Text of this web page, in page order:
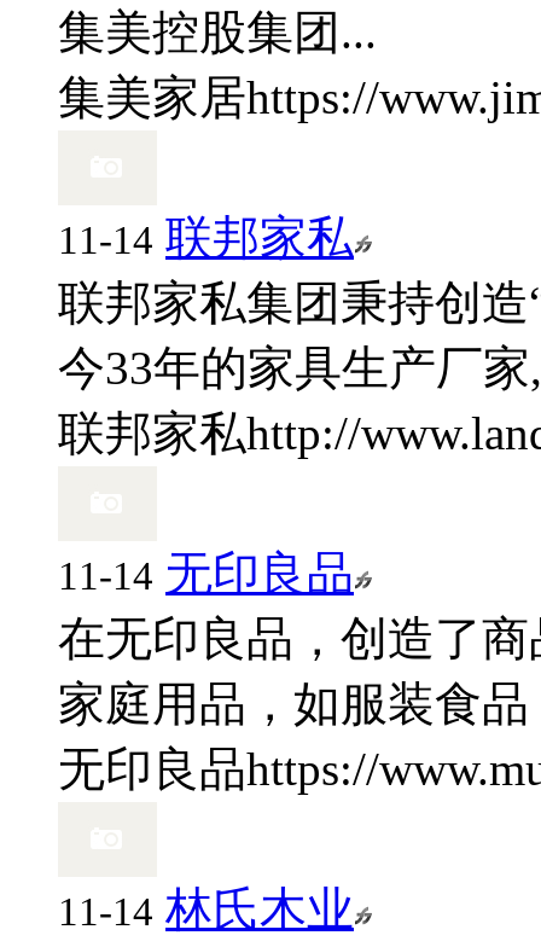
集美控股集团...
集美家居https://
11-14 联邦家私
联邦家私集团秉持创
今33年的家具生产厂
联邦家私http://
11-14 无印良品
在无印良品，创造了
家庭用品，如服装食
无印良品https://
11-14 林氏木业